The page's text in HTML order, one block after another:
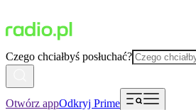
Czego chciałbyś posłuchać?
Otwórz appOdkryj Prime